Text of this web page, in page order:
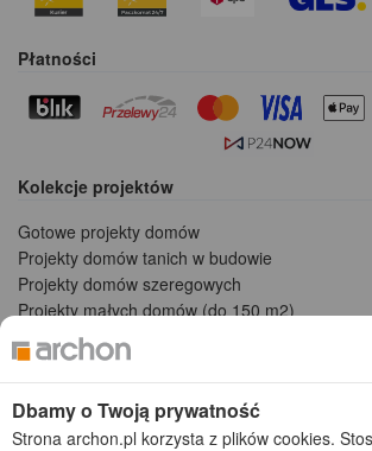
Płatności
Kolekcje projektów
Gotowe projekty domów
Projekty domów tanich w budowie
Projekty domów szeregowych
Projekty małych domów (do 150 m2)
Projekty domów wielorodzinnych
Projekty domów bliźniaczych
Projekty domów nowoczesnych
Projekty domów parterowych
Dbamy o Twoją prywatność
Strona archon.pl korzysta z plików cookies.